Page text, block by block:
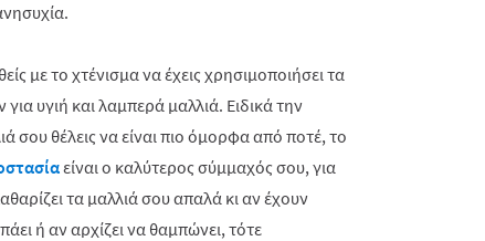
με το χτένισμα να έχεις χρησιμοποιήσει τα
υγιή και λαμπερά μαλλιά. Ειδικά την
σου θέλεις να είναι πιο όμορφα από ποτέ, το
είναι ο καλύτερος σύμμαχός σου, για
τα μαλλιά σου απαλά κι αν έχουν
ή αν αρχίζει να θαμπώνει, τότε